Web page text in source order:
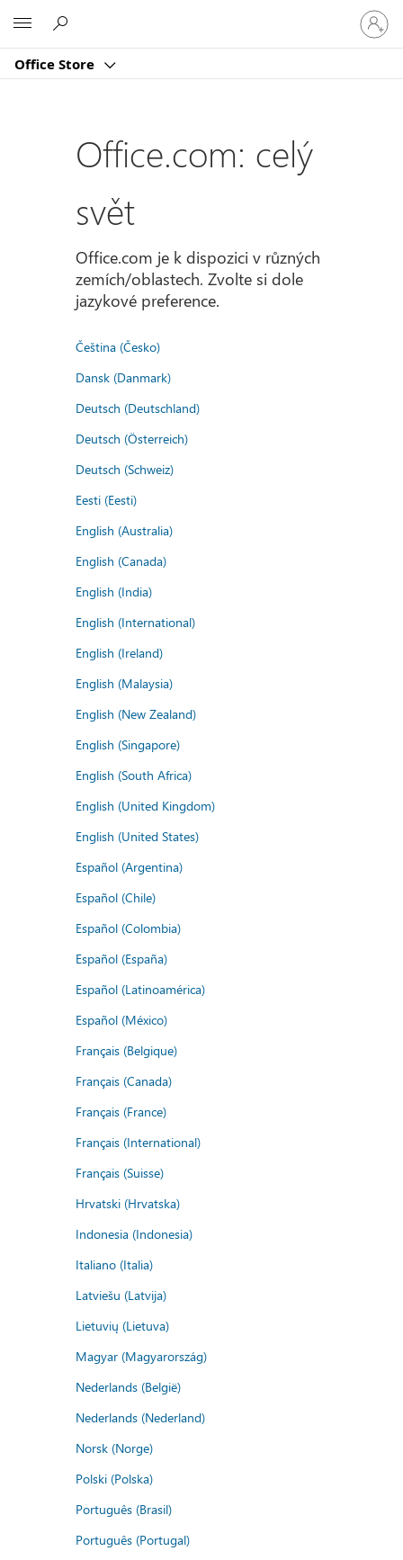
Office Store
se
ke
účtu
Office.com: celý
svět
Office.com je k dispozici v různých
zemích/oblastech. Zvolte si dole
jazykové preference.
Čeština (Česko)
Dansk (Danmark)
Deutsch (Deutschland)
Deutsch (Österreich)
Deutsch (Schweiz)
Eesti (Eesti)
English (Australia)
English (Canada)
English (India)
English (International)
English (Ireland)
English (Malaysia)
English (New Zealand)
English (Singapore)
English (South Africa)
English (United Kingdom)
English (United States)
Español (Argentina)
Español (Chile)
Español (Colombia)
Español (España)
Español (Latinoamérica)
Español (México)
Français (Belgique)
Français (Canada)
Français (France)
Français (International)
Français (Suisse)
Hrvatski (Hrvatska)
Indonesia (Indonesia)
Italiano (Italia)
Latviešu (Latvija)
Lietuvių (Lietuva)
Magyar (Magyarország)
Nederlands (België)
Nederlands (Nederland)
Norsk (Norge)
Polski (Polska)
Português (Brasil)
Português (Portugal)